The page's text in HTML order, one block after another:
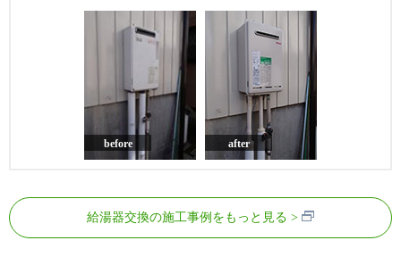
before after
給湯器交換の施工事例をもっと見る